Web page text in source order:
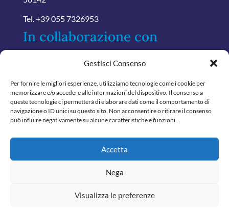
Gestisci Consenso
Per fornire le migliori esperienze, utilizziamo tecnologie come i cookie per
memorizzare e/o accedere alle informazioni del dispositivo. Il consenso a
queste tecnologie ci permetterà di elaborare dati come il comportamento di
navigazione o ID unici su questo sito. Non acconsentire o ritirare il consenso
può influire negativamente su alcune caratteristiche e funzioni.
Accetta
Nega
Visualizza le preferenze
Tel. +39 055 7326953
In collaborazione con
© 2024 Tutti i diritti riservati